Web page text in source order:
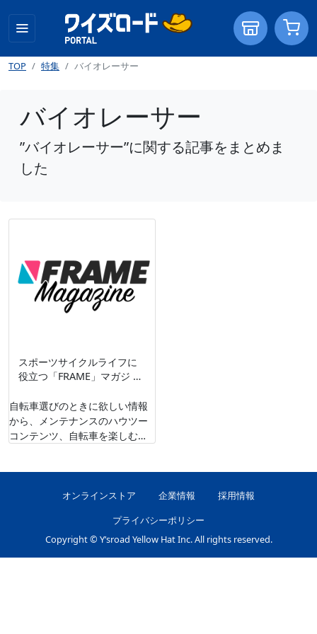
TOP 特集 バイオレーサー
バイオレーサー
”バイオレーサー”に関する記事をまとめま
した
スポーツサイクルライフに
役立つ「FRAME」マガジ …
自転車選びのときに欲しい情報
から、メンテナンスのハウツー
コンテンツ、自転車を楽しむた
オンラインストア 企業情報
採用情報
プライバシーポリシー
Copyright © Y’sroad Yellow Hat Inc. All rights reserved.